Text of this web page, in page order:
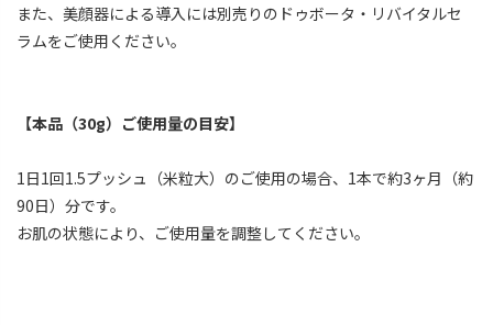
また、美顔器による導入には別売りのドゥボータ・リバイタルセ
ラムをご使用ください。
【本品（30g）ご使用量の目安】
1日1回1.5プッシュ（米粒大）のご使用の場合、1本で約3ヶ月（約
90日）分です。
お肌の状態により、ご使用量を調整してください。